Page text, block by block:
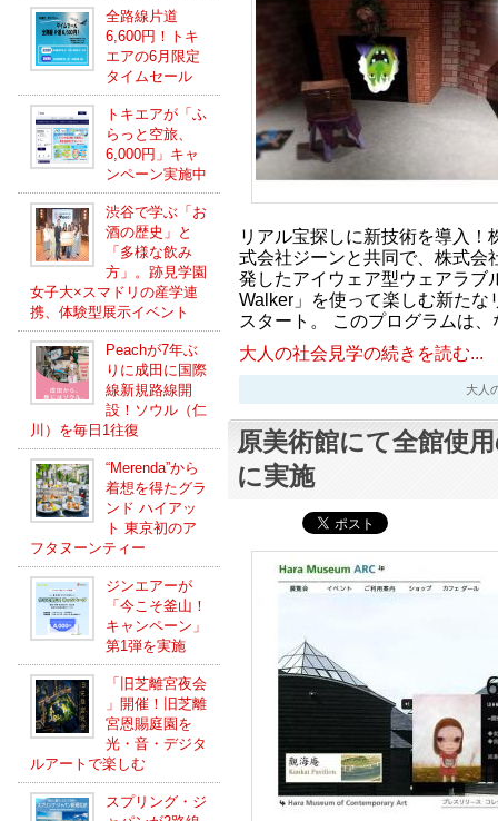
全路線片道
6,600円！トキ
エアの6月限定
タイムセール
トキエアが「ふ
らっと空旅、
6,000円」キャ
ンペーン実施中
渋谷で学ぶ「お
酒の歴史」と
「多様な飲み
方」。跡見学園
女子大×スマドリの産学連
携、体験型展示イベント
Peachが7年ぶ
りに成田に国際
線新規路線開
設！ソウル（仁
川）を毎日1往復
“Merenda”から
着想を得たグラ
ンド ハイアッ
ト 東京初のア
フタヌーンティー
ジンエアーが
「今こそ釜山！
キャンペーン」
第1弾を実施
「旧芝離宮夜会
」開催！旧芝離
宮恩賜庭園を
光・音・デジタ
ルアートで楽しむ
スプリング・ジ
リアル宝探しに新技術を導入！
式会社ジーンと共同で、株式会
発したアイウェア型ウェアラブ
Walker」を使って楽しむ新たな
スタート。 このプログラムは
大人の社会見学の続きを読む...
大人
原美術館にて全館使
に実施